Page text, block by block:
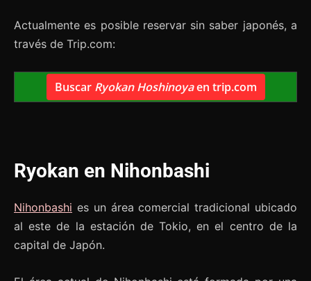
Actualmente es posible reservar sin saber japonés, a
través de Trip.com:
Buscar Ryokan Hoshinoyaen trip.com
Ryokan en Nihonbashi
Nihonbashi es un área comercial tradicional ubicado
al este de la estación de Tokio, en el centro de la
capital de Japón.